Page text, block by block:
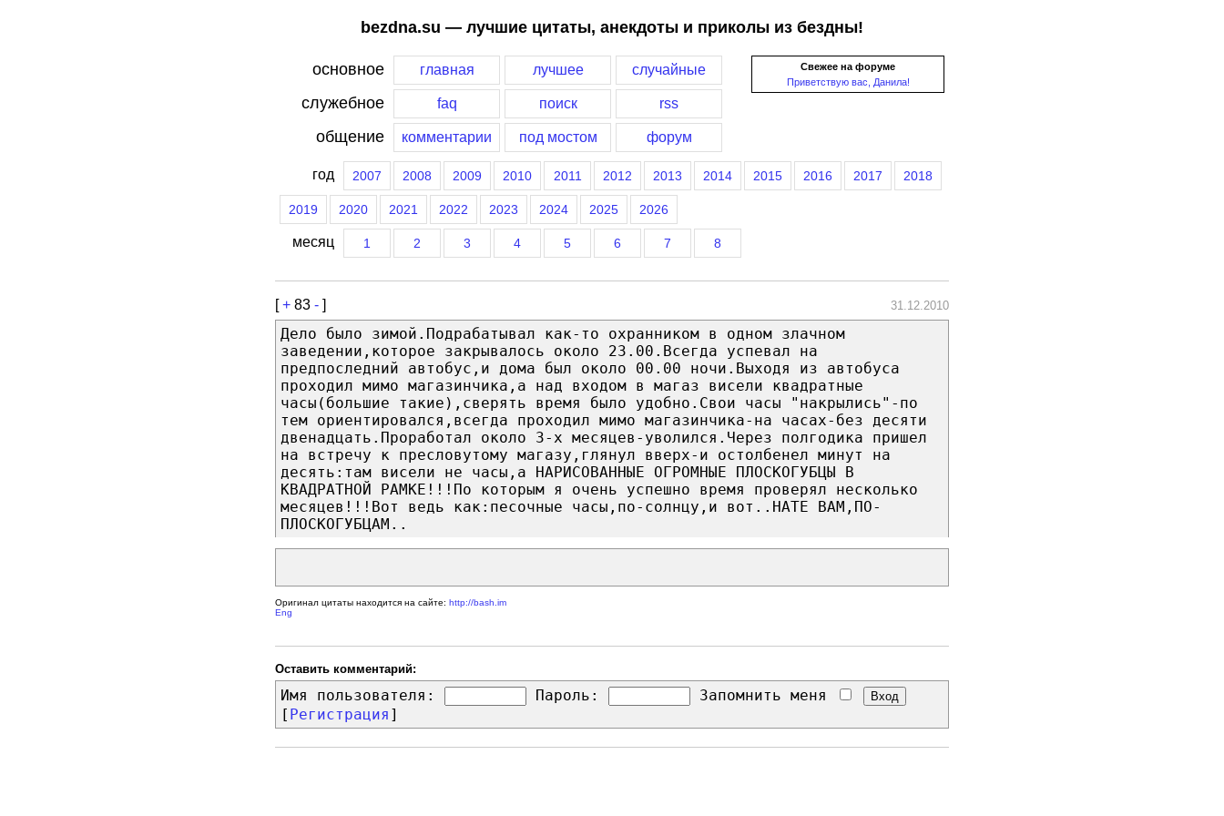
bezdna.su — лучшие цитаты, анекдоты и приколы из бездны!
Свежее на форуме
Приветствую вас, Данила!
основное главная лучшее случайные
служебное faq поиск rss
общение комментарии под мостом форум
год 2007 2008 2009 2010 2011 2012 2013 2014 2015 2016 2017 2018
2019 2020 2021 2022 2023 2024 2025 2026
месяц 1 2 3 4 5 6 7 8
[+ 83 - ] 31.12.2010
Дело было зимой.Подрабатывал как-то охранником в одном злачном
заведении,которое закрывалось около 23.00.Всегда успевал на
предпоследний автобус,и дома был около 00.00 ночи.Выходя из автобуса
проходил мимо магазинчика,а над входом в магаз висели квадратные
часы(большие такие),сверять время было удобно.Свои часы "накрылись"-по
тем ориентировался,всегда проходил мимо магазинчика-на часах-без десяти
двенадцать.Проработал около 3-х месяцев-уволился.Через полгодика пришел
на встречу к пресловутому магазу,глянул вверх-и остолбенел минут на
десять:там висели не часы,а НАРИСОВАННЫЕ ОГРОМНЫЕ ПЛОСКОГУБЦЫ В
КВАДРАТНОЙ РАМКЕ!!!По которым я очень успешно время проверял несколько
месяцев!!!Вот ведь как:песочные часы,по-солнцу,и вот..НАТЕ ВАМ,ПО-
ПЛОСКОГУБЦАМ..
Оригинал цитаты находится на сайте: http://bash.im
Eng
Оставить комментарий:
Имя пользователя: Пароль:
Запомнить меня
[ Регистрация ]